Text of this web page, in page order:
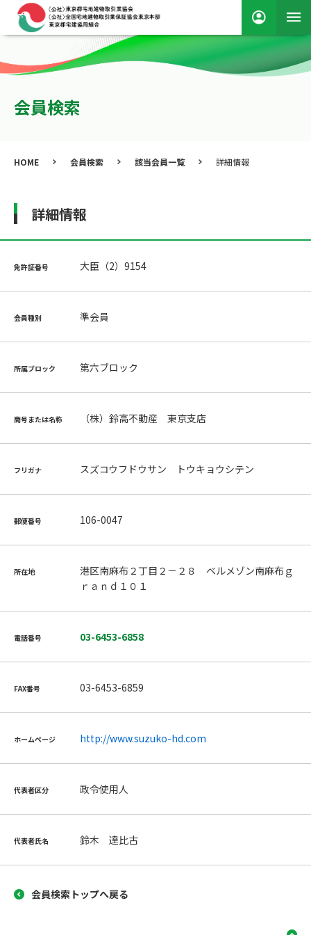
会員検索
HOME 会員検索 該当会員一覧 詳細情報
詳細情報
免許証番号 大臣（2）9154
会員種別 準会員
所属ブロック 第六ブロック
商号または名称 （株）鈴高不動産 東京支店
フリガナ スズコウフドウサン トウキョウシテン
郵便番号 106-0047
所在地
港区南麻布２丁目２－２８ ベルメゾン南麻布ｇ
ｒａｎｄ１０１
電話番号 03-6453-6858
FAX番号 03-6453-6859
ホームページ http://www.suzuko-hd.com
代表者区分 政令使用人
代表者氏名 鈴木 達比古
会員検索トップへ戻る